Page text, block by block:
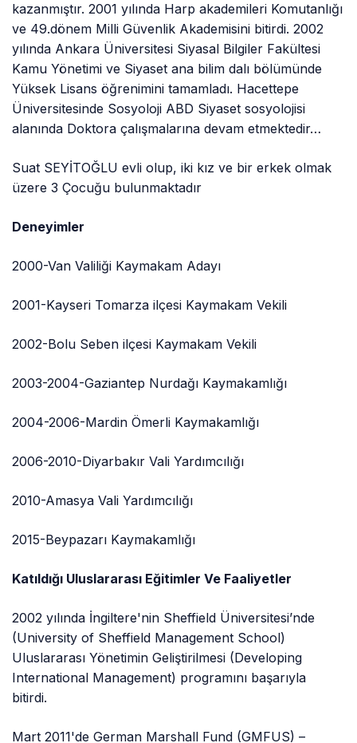
kazanmıştır. 2001 yılında Harp akademileri Komutanlığı
ve 49.dönem Milli Güvenlik Akademisini bitirdi. 2002
yılında Ankara Üniversitesi Siyasal Bilgiler Fakültesi
Kamu Yönetimi ve Siyaset ana bilim dalı bölümünde
Yüksek Lisans öğrenimini tamamladı. Hacettepe
Üniversitesinde Sosyoloji ABD Siyaset sosyolojisi
alanında Doktora çalışmalarına devam etmektedir…
Suat SEYİTOĞLU evli olup, iki kız ve bir erkek olmak
üzere 3 Çocuğu bulunmaktadır
Deneyimler
2000-Van Valiliği Kaymakam Adayı
2001-Kayseri Tomarza ilçesi Kaymakam Vekili
2002-Bolu Seben ilçesi Kaymakam Vekili
2003-2004-Gaziantep Nurdağı Kaymakamlığı
2004-2006-Mardin Ömerli Kaymakamlığı
2006-2010-Diyarbakır Vali Yardımcılığı
2010-Amasya Vali Yardımcılığı
2015-Beypazarı Kaymakamlığı
Katıldığı Uluslararası Eğitimler Ve Faaliyetler
2002 yılında İngiltere'nin Sheffield Üniversitesi’nde
(University of Sheffield Management School)
Uluslararası Yönetimin Geliştirilmesi (Developing
International Management) programını başarıyla
bitirdi.
Mart 2011'de German Marshall Fund (GMFUS) –